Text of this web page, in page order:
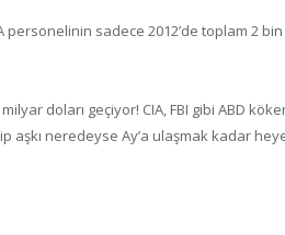
sadece 2012’de toplam 2 bin
milyar doları geçiyor! CIA, FBI gibi ABD
aşkı neredeyse Ay’a ulaşmak kadar